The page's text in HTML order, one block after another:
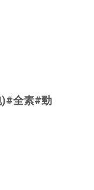
全素#勁